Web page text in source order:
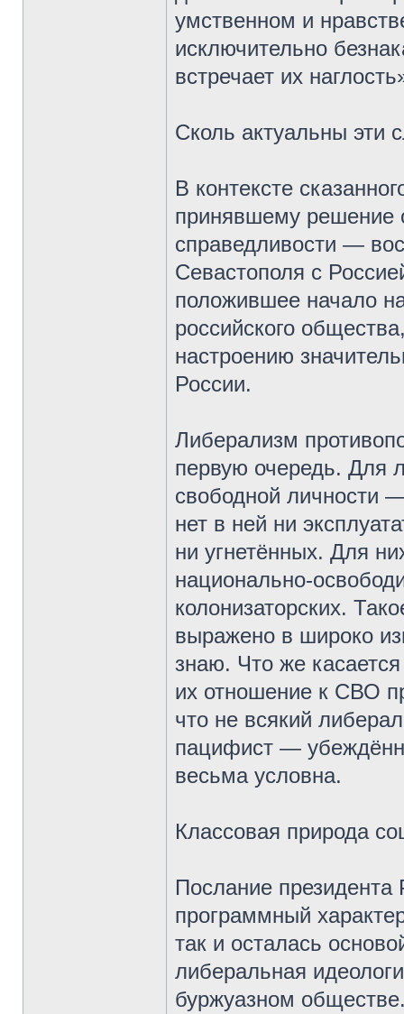
умственном и
исключительно
встречает их
Сколь актуальны эти
В контексте
принявшему решение
справедливости —
Севастополя с
положившее начало
российского
настроению
России.
Либерализм
первую очередь. Для
свободной личности
нет в ней ни
ни угнетённых. Для
национально-
колонизаторских.
выражено в широко
знаю. Что же
их отношение к СВО
что не всякий
пацифист —
весьма условна.
Классовая природа
Послание президента
программный
так и осталась
либеральная
буржуазном